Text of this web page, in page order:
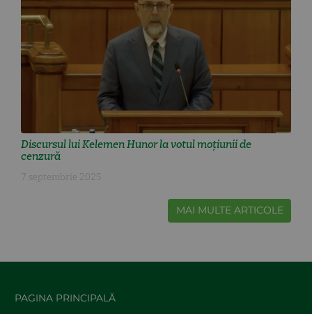
Discursul lui Kelemen Hunor la votul moțiunii de
cenzură
7 septembrie 2025
MAI MULTE ARTICOLE
PAGINA PRINCIPALĂ